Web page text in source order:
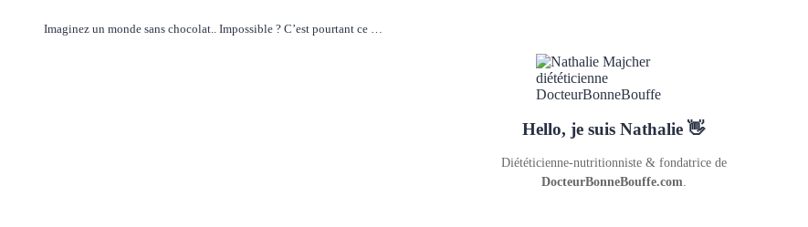
Imaginez un monde sans chocolat.. Impossible ? C’est pourtant ce …
Hello, je suis Nathalie 👋
Diététicienne-nutritionniste & fondatrice de
DocteurBonneBouffe.com.